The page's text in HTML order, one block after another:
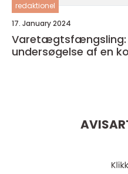
redaktionel
17. January 2024
Varetægtsfængsling:
undersøgelse af en